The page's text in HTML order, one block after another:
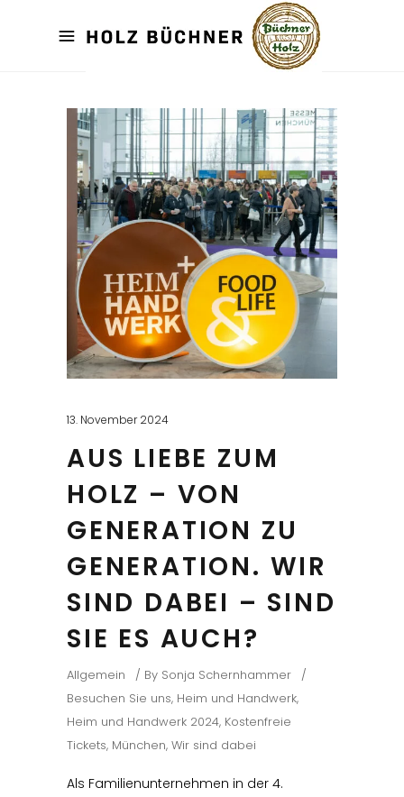
13. November 2024
AUS LIEBE ZUM
HOLZ – VON
GENERATION ZU
GENERATION. WIR
SIND DABEI – SIND
SIE ES AUCH?
Allgemein By Sonja Schernhammer
Besuchen Sie uns, Heim und Handwerk,
Heim und Handwerk 2024, Kostenfreie
Tickets, München, Wir sind dabei
Als Familienunternehmen in der 4.